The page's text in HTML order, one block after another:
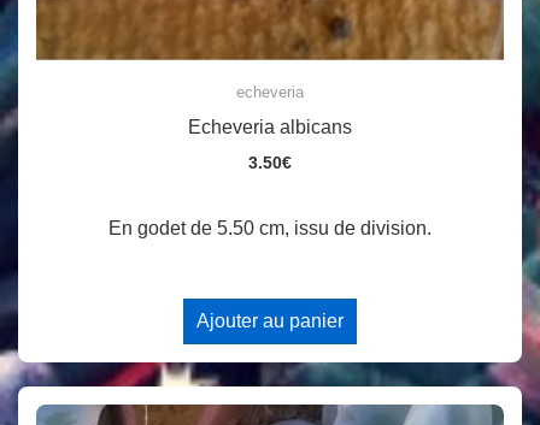
echeveria
Echeveria albicans
3.50€
En godet de 5.50 cm, issu de division.
Ajouter au panier